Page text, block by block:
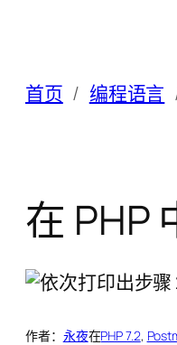
首页 编程语言
在 PHP
作者： 永夜在PHP 7.2,